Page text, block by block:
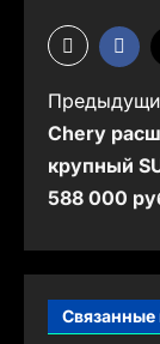
Н
а
в
г
а
Chery
крупный
588 000
Связанные